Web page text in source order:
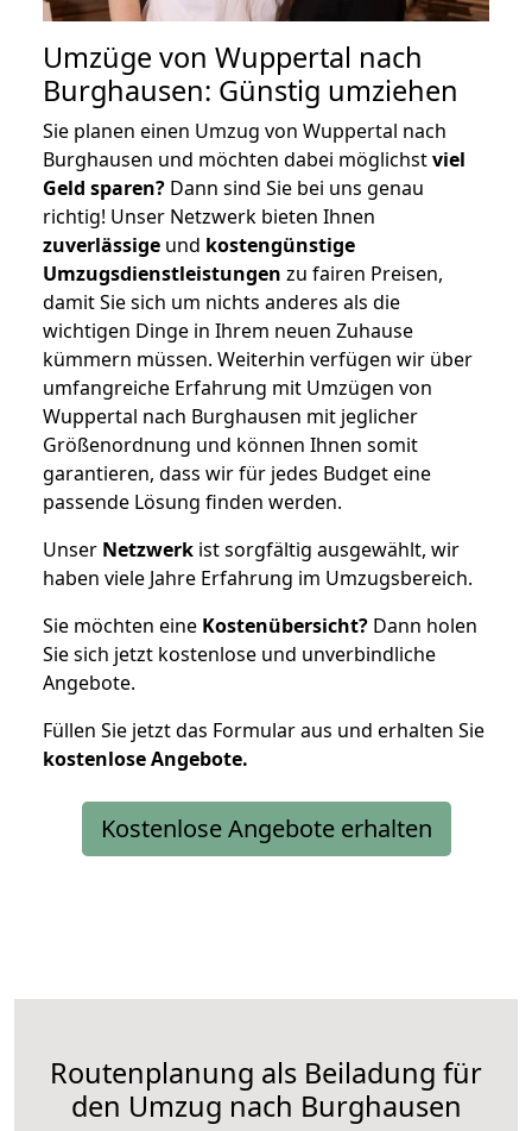
Umzüge von Wuppertal nach
Burghausen: Günstig umziehen
Sie planen einen Umzug von Wuppertal nach
Burghausen und möchten dabei möglichstviel
Geld sparen? Dann sind Sie bei uns genau
richtig! Unser Netzwerk bieten Ihnen
zuverlässige und kostengünstige
Umzugsdienstleistungen zu fairen Preisen,
damit Sie sich um nichts anderes als die
wichtigen Dinge in Ihrem neuen Zuhause
kümmern müssen. Weiterhin verfügen wir über
umfangreiche Erfahrung mit Umzügen von
Wuppertal nach Burghausen mit jeglicher
Größenordnung und können Ihnen somit
garantieren, dass wir für jedes Budget eine
passende Lösung finden werden.
Unser Netzwerk ist sorgfältig ausgewählt, wir
haben viele Jahre Erfahrung im Umzugsbereich.
Sie möchten eine Kostenübersicht? Dann holen
Sie sich jetzt kostenlose und unverbindliche
Angebote.
Füllen Sie jetzt das Formular aus und erhalten Sie
kostenloseAngebote.
Kostenlose Angebote erhalten
Routenplanung als Beiladung für
den Umzug nach Burghausen